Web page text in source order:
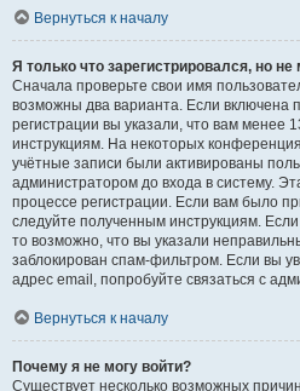
Вернуться к началу
Я только что зарегистрировался, но не
Сначала проверьте свои имя
возможны два варианта. Если включена
регистрации вы указали, что вам менее
инструкциям. На некоторых
учётные записи были активированы
администратором до входа в систему.
процессе регистрации. Если вам было
следуйте полученным инструкциям.
то возможно, что вы указали
заблокирован спам-фильтром. Если вы
адрес email, попробуйте связаться с
Вернуться к началу
Почему я не могу войти?
Существует несколько возможных